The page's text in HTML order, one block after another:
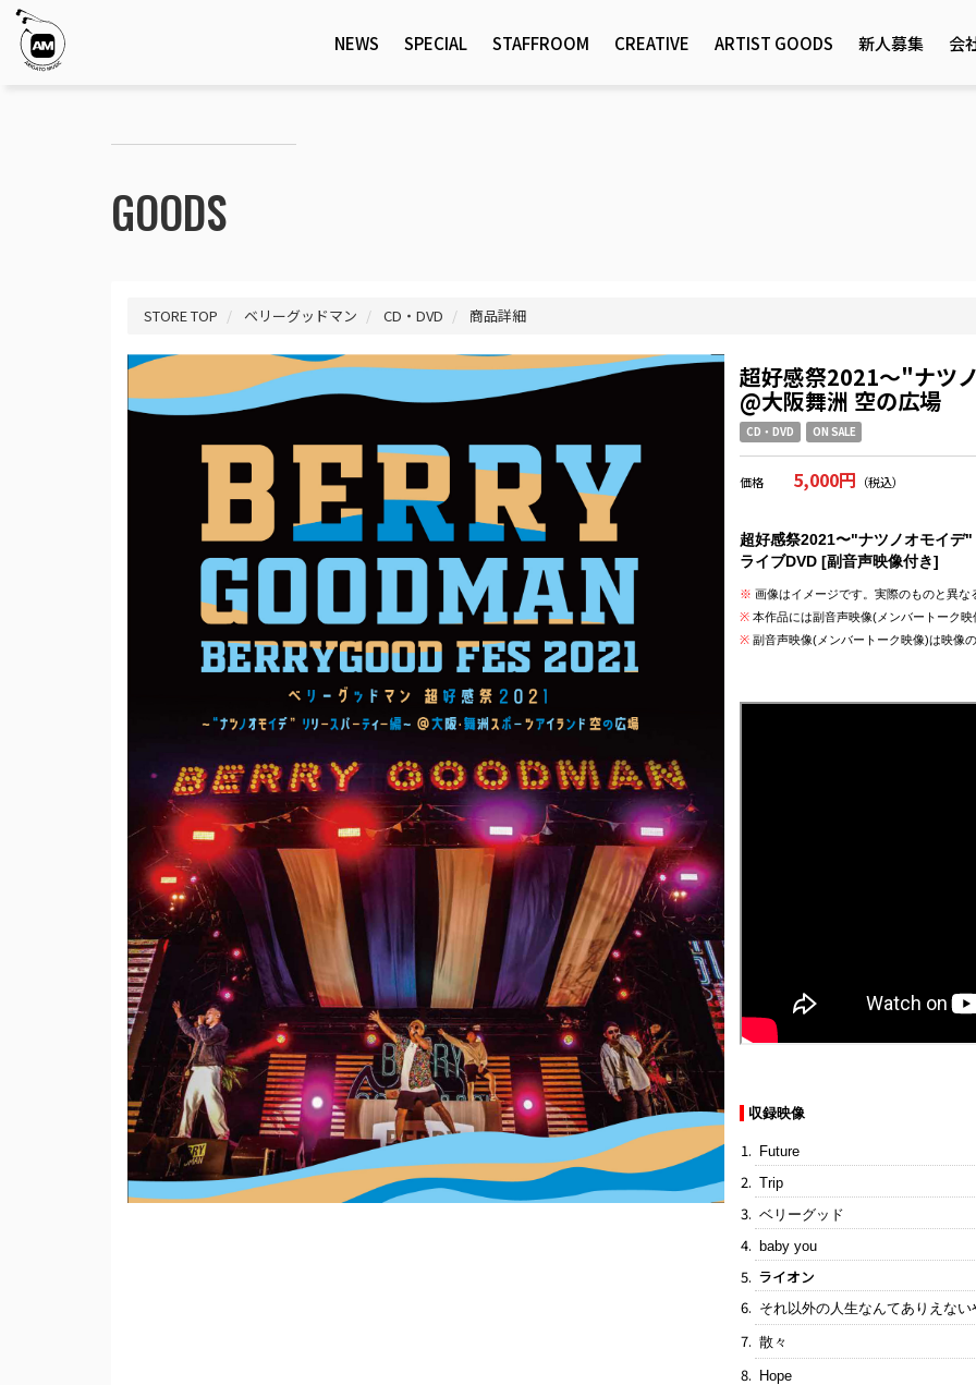
NEWS SPECIAL STAFFROOM CREATIVE ARTIST GOODS 新人募集 会
GOODS
STORE TOP ベリーグッドマン CD・DVD 商品詳細
超好感祭2021〜"ナツ
@大阪舞洲 空の広場
CD・DVD ON SALE
価格 5,000円 （税込）
超好感祭2021〜"ナツノオモイデ
ライブDVD [副音声映像付き]
※ 画像はイメージです。実際のものと異
※ 本作品には副音声映像(メンバートーク
※ 副音声映像(メンバートーク映像)は映像
収録映像
Future
Trip
ベリーグッド
baby you
ライオン
それ以外の人生なんてありえない
散々
Hope